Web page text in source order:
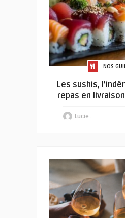
NOS
Les sushis,
repas en
Lucie .